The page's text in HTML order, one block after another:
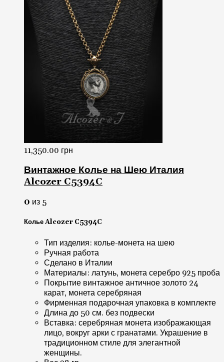
11,350.00 грн
Винтажное Колье на Шею Италия
Alcozer C5394C
0 из 5
Колье Alcozer C5394C
Тип изделия: колье-монета на шею
Ручная работа
Сделано в Италии
Материалы: латунь, монета серебро 925 проба
Покрытие винтажное античное золото 24
карат, монета серебряная
Фирменная подарочная упаковка в комплекте
Длина до 50 см. без подвески
Вставка: серебряная монета изображающая
лицо, вокруг арки с гранатами. Украшение в
традиционном стиле для элегантной
женщины.